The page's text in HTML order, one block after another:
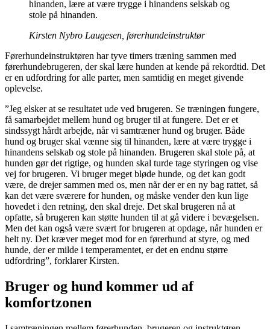
hinanden, lære at være trygge i hinandens selskab og
stole på hinanden.
Kirsten Nybro Laugesen, førerhundeinstruktør
Førerhundeinstruktøren har tyve timers træning sammen med
førerhundebrugeren, der skal lære hunden at kende på rekordtid. Det
er en udfordring for alle parter, men samtidig en meget givende
oplevelse.
”Jeg elsker at se resultatet ude ved brugeren. Se træningen fungere,
få samarbejdet mellem hund og bruger til at fungere. Det er et
sindssygt hårdt arbejde, når vi samtræner hund og bruger. Både
hund og bruger skal vænne sig til hinanden, lære at være trygge i
hinandens selskab og stole på hinanden. Brugeren skal stole på, at
hunden gør det rigtige, og hunden skal turde tage styringen og vise
vej for brugeren. Vi bruger meget bløde hunde, og det kan godt
være, de drejer sammen med os, men når der er en ny bag rattet, så
kan det være sværere for hunden, og måske vender den kun lige
hovedet i den retning, den skal dreje. Det skal brugeren nå at
opfatte, så brugeren kan støtte hunden til at gå videre i bevægelsen.
Men det kan også være svært for brugeren at opdage, når hunden er
helt ny. Det kræver meget mod for en førerhund at styre, og med
hunde, der er milde i temperamentet, er det en endnu større
udfordring”, forklarer Kirsten.
Bruger og hund kommer ud af
komfortzonen